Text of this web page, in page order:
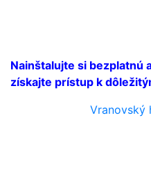
Nainštalujte si bezplatnú
získajte prístup k
Vranovský